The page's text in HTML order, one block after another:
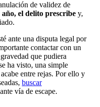
de validez de
el delito prescribe y,
ante una disputa legal por
contactar con un
que pudiera
ha visto, una simple
entre rejas. Por ello y
buscar
vía de escape.